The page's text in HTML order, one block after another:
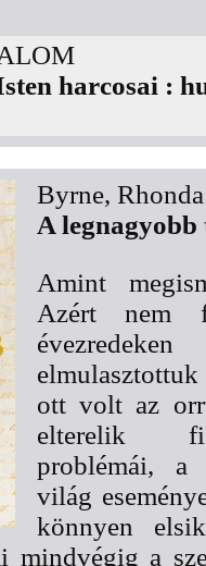
harcosai :
Byrne, Rhonda
A
Amint
Azért nem
ott volt az
elterelik
problémái, a
világ
könnyen
mindvégig a